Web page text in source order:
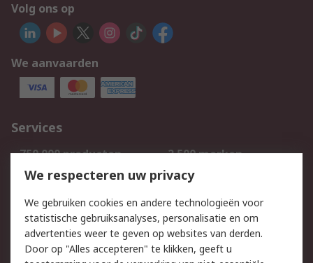
Volg ons op
We aanvaarden
Services
750.000 producten
2.500 merken
Bestellen
Inkoopoplossingen
Track & Trace
Wettelijk
We respecteren uw privacy
We gebruiken cookies en andere technologieën voor
statistische gebruiksanalyses, personalisatie en om
advertenties weer te geven op websites van derden.
Door op "Alles accepteren" te klikken, geeft u